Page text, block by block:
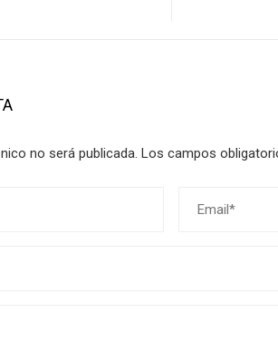
no será publicada. Los campos